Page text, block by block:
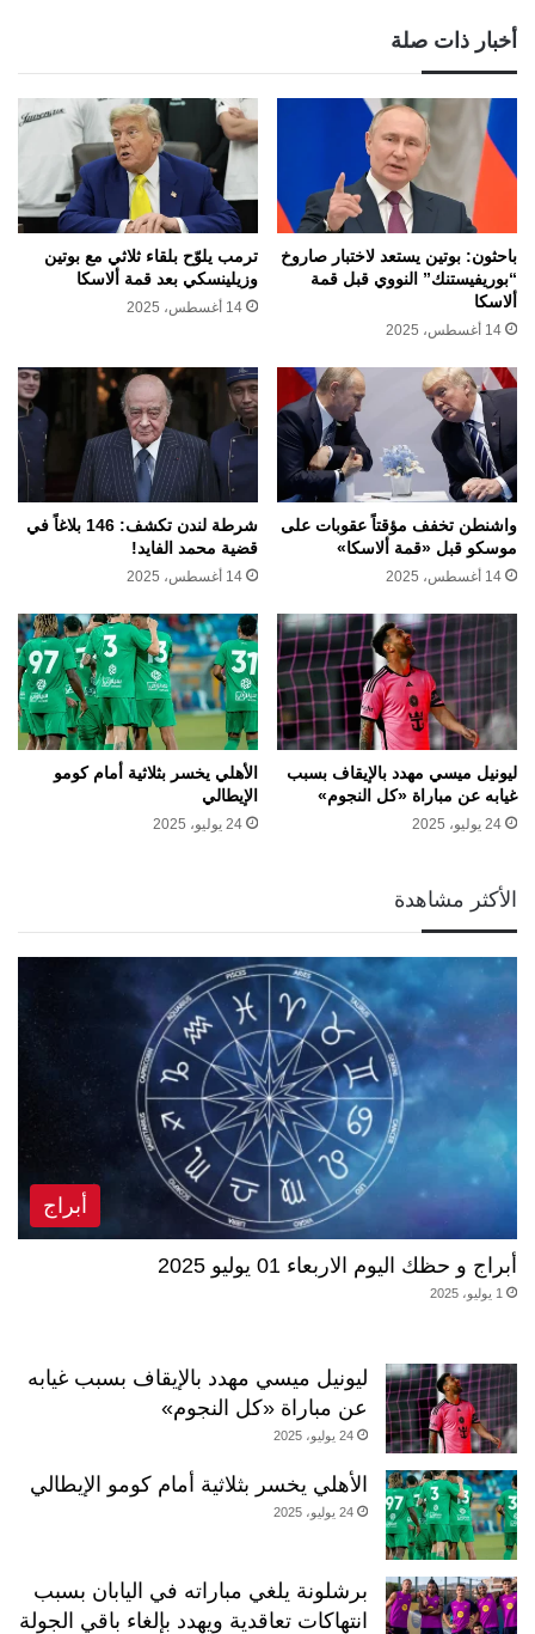
أخبار ذات صلة
باحثون: بوتين يستعد لاختبار صاروخ
“بوريفيستنك” النووي قبل قمة
ألاسكا
14 أغسطس، 2025
ترمب يلوّح بلقاء ثلاثي مع بوتين
وزيلينسكي بعد قمة ألاسكا
14 أغسطس، 2025
واشنطن تخفف مؤقتاً عقوبات على
موسكو قبل «قمة ألاسكا»
14 أغسطس، 2025
شرطة لندن تكشف: 146 بلاغاً في
قضية محمد الفايد!
14 أغسطس، 2025
ليونيل ميسي مهدد بالإيقاف بسبب
غيابه عن مباراة «كل النجوم»
24 يوليو، 2025
الأهلي يخسر بثلاثية أمام كومو
الإيطالي
24 يوليو، 2025
الأكثر مشاهدة
أبراج
أبراج و حظك اليوم الاربعاء 01 يوليو 2025
1 يوليو، 2025
ليونيل ميسي مهدد بالإيقاف بسبب غيابه
عن مباراة «كل النجوم»
24 يوليو، 2025
الأهلي يخسر بثلاثية أمام كومو الإيطالي
24 يوليو، 2025
برشلونة يلغي مباراته في اليابان بسبب
انتهاكات تعاقدية ويهدد بإلغاء باقي الجولة